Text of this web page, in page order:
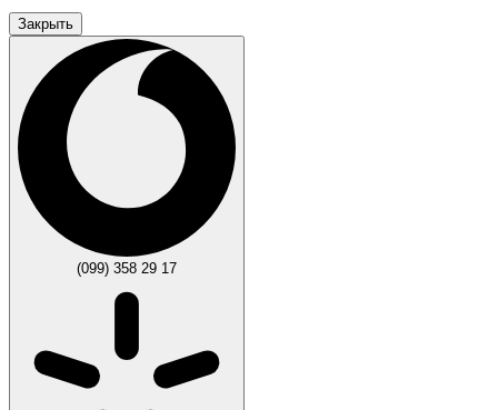
Закрыть
(099) 358 29 17